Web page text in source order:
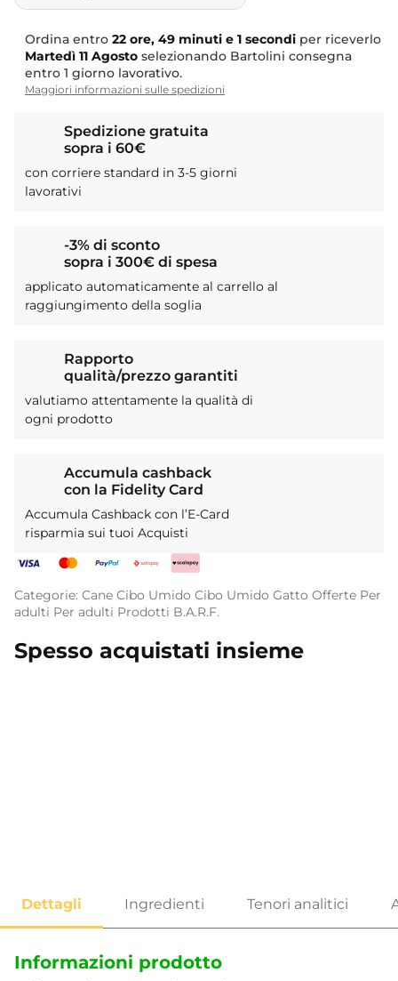
Ordina entro 22 ore, 49 minuti e 0 secondi per
riceverloMartedì 11 Agostoselezionando Bartolini
consegna entro 1 giorno lavorativo.
Maggiori informazioni sulle spedizioni
Spedizione gratuita
sopra i 60€
con corriere standard in 3-5 giorni
lavorativi
-3% di sconto
sopra i 300€ di spesa
applicato automaticamente al carrello al
raggiungimento della soglia
Rapporto
qualità/prezzo garantiti
valutiamo attentamente la qualità di
ogni prodotto
Accumula cashback
con la Fidelity Card
Accumula Cashback con l’E-Card
risparmia sui tuoi Acquisti
Categorie: Cane Cibo Umido Cibo Umido Gatto Offerte Per
adulti Per adulti Prodotti B.A.R.F.
Spesso acquistati insieme
Informazioni prodotto